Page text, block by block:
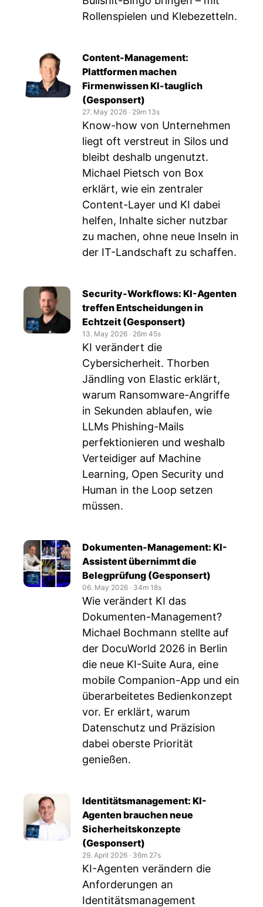
Rollenspielen und Klebezetteln.
Content-Management:
Plattformen machen
Firmenwissen KI-tauglich
(Gesponsert)
27. May 2026 ‧ 29m 13s
Know-how von Unternehmen
liegt oft verstreut in Silos und
bleibt deshalb ungenutzt.
Michael Pietsch von Box
erklärt, wie ein zentraler
Content-Layer und KI dabei
helfen, Inhalte sicher nutzbar
zu machen, ohne neue Inseln in
der IT-Landschaft zu schaffen.
Security-Workflows: KI-Agenten
treffen Entscheidungen in
Echtzeit (Gesponsert)
13. May 2026 ‧ 26m 45s
KI verändert die
Cybersicherheit. Thorben
Jändling von Elastic erklärt,
warum Ransomware-Angriffe
in Sekunden ablaufen, wie
LLMs Phishing-Mails
perfektionieren und weshalb
Verteidiger auf Machine
Learning, Open Security und
Human in the Loop setzen
müssen.
Dokumenten-Management: KI-
Assistent übernimmt die
Belegprüfung (Gesponsert)
06. May 2026 ‧ 34m 18s
Wie verändert KI das
Dokumenten-Management?
Michael Bochmann stellte auf
der DocuWorld 2026 in Berlin
die neue KI-Suite Aura, eine
mobile Companion-App und ein
überarbeitetes Bedienkonzept
vor. Er erklärt, warum
Datenschutz und Präzision
dabei oberste Priorität
genießen.
Identitätsmanagement: KI-
Agenten brauchen neue
Sicherheitskonzepte
(Gesponsert)
29. April 2026 ‧ 36m 27s
KI-Agenten verändern die
Anforderungen an
Identitätsmanagement